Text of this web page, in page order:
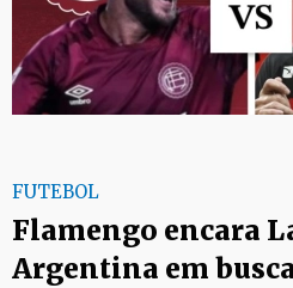
FUTEBOL
Flamengo encara
Argentina em